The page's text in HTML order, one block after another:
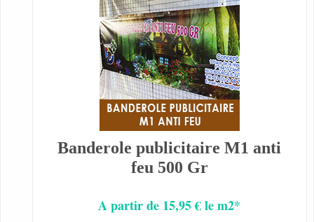
Banderole publicitaire M1 anti
feu 500 Gr
A partir de 15,95 € le m2*